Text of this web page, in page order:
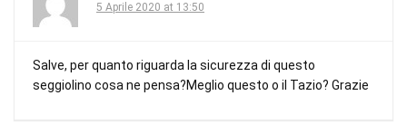
5 Aprile 2020 at 13:50
Salve, per quanto riguarda la sicurezza di questo
seggiolino cosa ne pensa?Meglio questo o il Tazio? Grazie